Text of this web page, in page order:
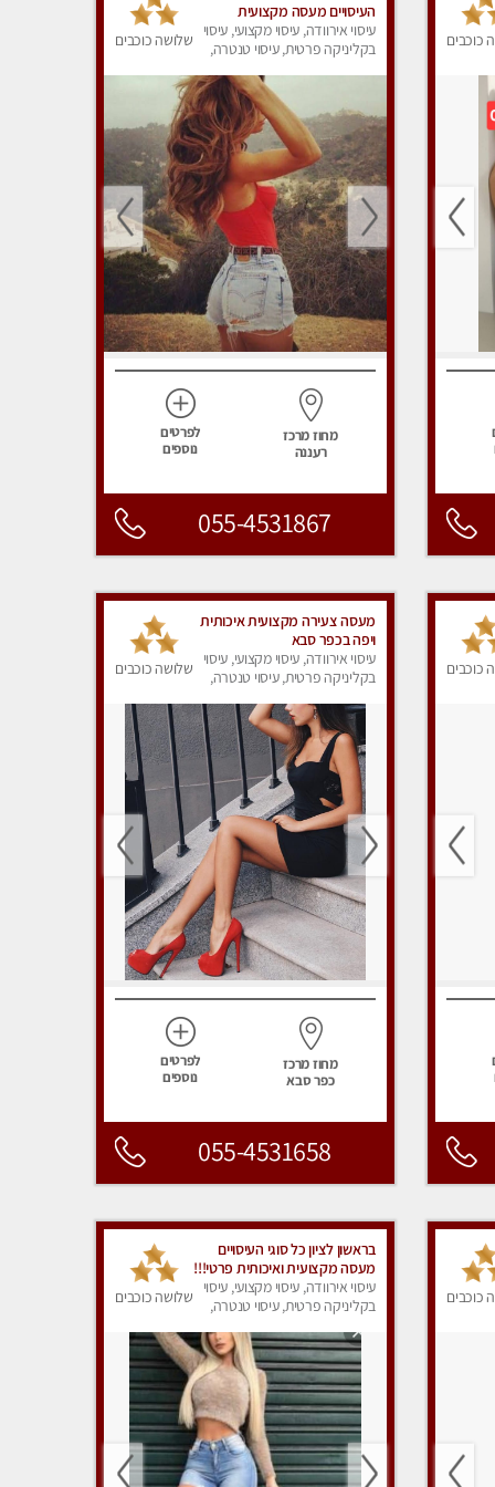
כוכבים
העיסויים מעסה מקצועית
ואיכותית פרטי!!!מומלץ לחלוטין!!
אירוח ברמה אחרת ...כולל שתיה
עיסוי אירוודה, עיסוי מקצועי, עיסוי
בקליניקה פרטית, עיסוי טנטרה,
שלושה כוכבים
מחוז מרכז
רעננה
לפרטים
נוספים
055-4531867
כוכבים
מעסה צעירה מקצועית איכותית
ויפה בכפר סבא
עיסוי אירוודה, עיסוי מקצועי, עיסוי
בקליניקה פרטית, עיסוי טנטרה,
שלושה כוכבים
מחוז מרכז
כפר סבא
לפרטים
נוספים
055-4531658
כוכבים
בראשון לציון כל סוגי העיסויים
מעסה מקצועית ואיכותית פרטי!!!
מומלץ לחלוטין!! טל -03-
5413417
עיסוי אירוודה, עיסוי מקצועי, עיסוי
בקליניקה פרטית, עיסוי טנטרה,
שלושה כוכבים